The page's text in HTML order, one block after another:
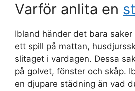
Varför anlita en
Ibland händer det bara saker
ett spill på mattan,
slitaget i vardagen. Dessa
på golvet, fönster och skåp.
en djupare städning än vad